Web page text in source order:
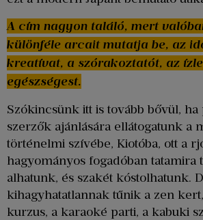
A cím nagyon találó, mert
különféle arcait mutatja be, az
kreatívat, a szórakoztatót, az
egészségest.
Szókincsünk itt is tovább bővül, ha
szerzők ajánlására ellátogatunk a
történelmi szívébe, Kiotóba, ott a
hagyományos fogadóban tatamira
alhatunk, és szakét kóstolhatunk.
kihagyhatatlannak tűnik a zen
kurzus, a karaoké parti, a kabuki